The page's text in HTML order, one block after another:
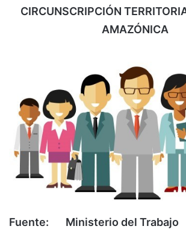
CIRCUNSCRIPCIÓN
AMAZÓNICA
Fuente: Ministerio del Trabajo